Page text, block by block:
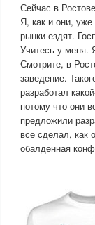
Сейчас в
Я, как и они,
рынки ездят.
Учитесь у меня.
Смотрите, в
заведение.
разработал
потому что они
предложили
все сделал, как
обалденная